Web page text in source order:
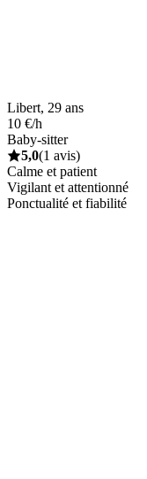
Libert, 29 ans
10 €/h
Baby-sitter
5,0(1 avis)
Calme et patient
Vigilant et attentionné
Ponctualité et fiabilité